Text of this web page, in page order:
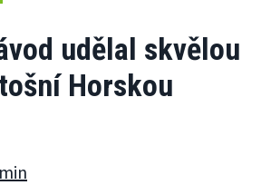
udělal skvělou
Horskou